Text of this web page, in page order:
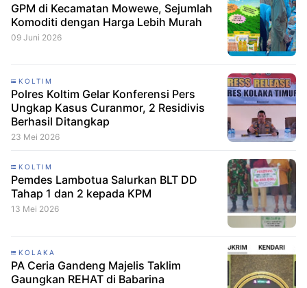
GPM di Kecamatan Mowewe, Sejumlah
Komoditi dengan Harga Lebih Murah
09 Juni 2026
KOLTIM
Polres Koltim Gelar Konferensi Pers
Ungkap Kasus Curanmor, 2 Residivis
Berhasil Ditangkap
23 Mei 2026
KOLTIM
Pemdes Lambotua Salurkan BLT DD
Tahap 1 dan 2 kepada KPM
13 Mei 2026
KOLAKA
PA Ceria Gandeng Majelis Taklim
Gaungkan REHAT di Babarina